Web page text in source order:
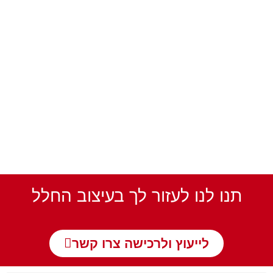
תנו לנו לעזור לך בעיצוב החלל
לייעוץ ולרכישה צרו קשר